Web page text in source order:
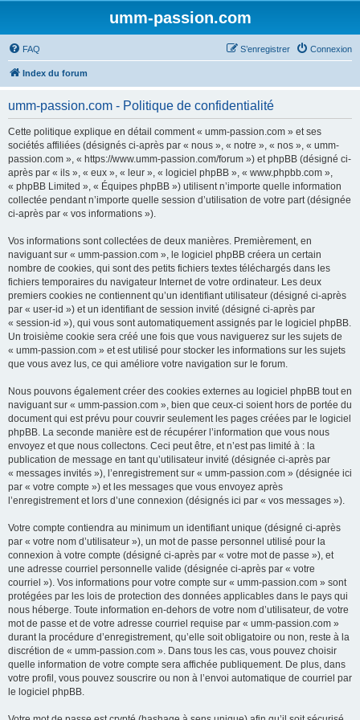
umm-passion.com
FAQ Connexion
S’enregistrer
Index du forum
umm-passion.com - Politique de confidentialité
Cette politique explique en détail comment « umm-passion.com » et ses
sociétés affiliées (désignés ci-après par « nous », « notre », « nos », « umm-
passion.com », « https://www.umm-passion.com/forum ») et phpBB (désigné ci-
après par « ils », « eux », « leur », « logiciel phpBB », « www.phpbb.com »,
« phpBB Limited », « Équipes phpBB ») utilisent n’importe quelle information
collectée pendant n’importe quelle session d’utilisation de votre part (désignée
ci-après par « vos informations »).
Vos informations sont collectées de deux manières. Premièrement, en
naviguant sur « umm-passion.com », le logiciel phpBB créera un certain
nombre de cookies, qui sont des petits fichiers textes téléchargés dans les
fichiers temporaires du navigateur Internet de votre ordinateur. Les deux
premiers cookies ne contiennent qu’un identifiant utilisateur (désigné ci-après
par « user-id ») et un identifiant de session invité (désigné ci-après par
« session-id »), qui vous sont automatiquement assignés par le logiciel phpBB.
Un troisième cookie sera créé une fois que vous naviguerez sur les sujets de
« umm-passion.com » et est utilisé pour stocker les informations sur les sujets
que vous avez lus, ce qui améliore votre navigation sur le forum.
Nous pouvons également créer des cookies externes au logiciel phpBB tout en
naviguant sur « umm-passion.com », bien que ceux-ci soient hors de portée du
document qui est prévu pour couvrir seulement les pages créées par le logiciel
phpBB. La seconde manière est de récupérer l’information que vous nous
envoyez et que nous collectons. Ceci peut être, et n’est pas limité à : la
publication de message en tant qu’utilisateur invité (désignée ci-après par
« messages invités »), l’enregistrement sur « umm-passion.com » (désignée ici
par « votre compte ») et les messages que vous envoyez après
l’enregistrement et lors d’une connexion (désignés ici par « vos messages »).
Votre compte contiendra au minimum un identifiant unique (désigné ci-après
par « votre nom d’utilisateur »), un mot de passe personnel utilisé pour la
connexion à votre compte (désigné ci-après par « votre mot de passe »), et
une adresse courriel personnelle valide (désignée ci-après par « votre
courriel »). Vos informations pour votre compte sur « umm-passion.com » sont
protégées par les lois de protection des données applicables dans le pays qui
nous héberge. Toute information en-dehors de votre nom d’utilisateur, de votre
mot de passe et de votre adresse courriel requise par « umm-passion.com »
durant la procédure d’enregistrement, qu’elle soit obligatoire ou non, reste à la
discrétion de « umm-passion.com ». Dans tous les cas, vous pouvez choisir
quelle information de votre compte sera affichée publiquement. De plus, dans
votre profil, vous pouvez souscrire ou non à l’envoi automatique de courriel par
le logiciel phpBB.